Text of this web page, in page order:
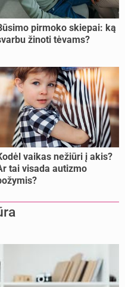
pirmoko skiepai: ką
žinoti tėvams?
vaikas nežiūri į akis?
tai visada autizmo